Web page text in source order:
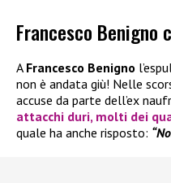
Francesco Benigno
A Francesco Benigno
non è andata giù! Nelle
accuse da parte dell’ex
attacchi duri, molti dei
quale ha anche risposto: